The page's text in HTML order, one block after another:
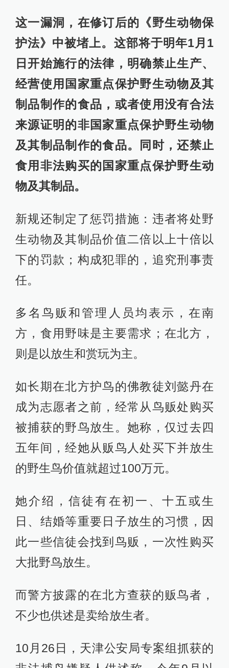
这一漏洞，在修订后的《野生动物保
护法》中被堵上。这部将于明年1月1
日开始施行的法律，明确禁止生产、
经营使用国家重点保护野生动物及其
制品制作的食品，或者使用没有合法
来源证明的非国家重点保护野生动物
及其制品制作的食品。同时，还禁止
食用非法购买的 国家重点保护野生动
物及其制品。
新规还制定了惩罚措施：违者将处野
生动物及其制品价值二倍以上十倍以
下的罚款；构成犯罪的，追究刑事责
任。
多名鸟贩和管理人员均表示，在南
方，食用野味是主要需求；在北方，
则是以放生和赏玩为主。
如长期在北方护鸟的佛教徒刘懿丹在
成为志愿者之前，经常从鸟贩处购买
被捕获的野鸟放生。她称，仅过去四
五年间，经她从贩鸟人处买下并放生
的野生鸟价值就超过100万元。
她介绍，信徒有在初一、十五或生
日、结婚等重要日子放生的习惯，因
此一些信徒会找到鸟贩，一次性购买
大批野鸟放生。
而警方披露的在北方查获的贩鸟者，
不少也供述是卖给放生者。
10月26日，天津公安局专案组抓获的